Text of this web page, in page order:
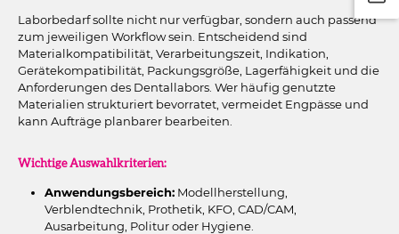
Laborbedarf sollte nicht nur verfügbar, sondern auch passend
zum jeweiligen Workflow sein. Entscheidend sind
Materialkompatibilität, Verarbeitungszeit, Indikation,
Gerätekompatibilität, Packungsgröße, Lagerfähigkeit und die
Anforderungen des Dentallabors. Wer häufig genutzte
Materialien strukturiert bevorratet, vermeidet Engpässe und
kann Aufträge planbarer bearbeiten.
Wichtige Auswahlkriterien:
Anwendungsbereich: Modellherstellung,
Verblendtechnik, Prothetik, KFO, CAD/CAM,
Ausarbeitung, Politur oder Hygiene.